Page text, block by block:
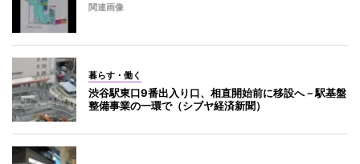
関連画像
暮らす・働く
渋谷駅東口9番出入り口、相直開始前に移設へ－駅基盤
整備事業の一環で（シブヤ経済新聞）